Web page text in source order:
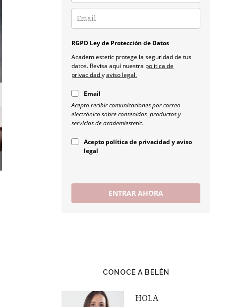
RGPD Ley de Protección de Datos
Academiestetic protege la seguridad de tus
datos. Revisa aquí nuestra política de
privacidadyaviso legal.
Email
Acepto recibir comunicaciones por correo
electrónico sobre contenidos, productos y
servicios de academiestetic.
Acepto política de privacidad y aviso
legal
ENTRAR AHORA
CONOCE A BELÉN
HOLA